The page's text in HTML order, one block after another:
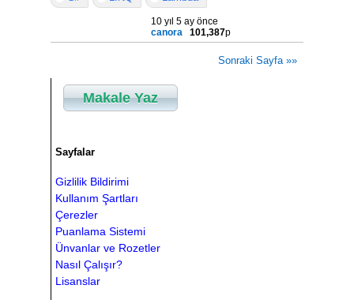
10 yıl 5 ay önce
canora
101,387p
Sonraki Sayfa »»
Makale Yaz
Sayfalar
Gizlilik Bildirimi
Kullanım Şartları
Çerezler
Puanlama Sistemi
Ünvanlar ve Rozetler
Nasıl Çalışır?
Lisanslar